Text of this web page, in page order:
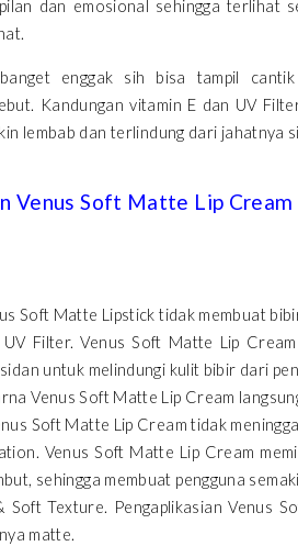
dan emosional sehingga terlihat
enggak sih bisa tampil
Kandungan vitamin E dan UV
lembab dan terlindung dari jahatnya
Venus Soft Matte Lip Cream
Soft Matte Lipstick tidak membuat
Filter. Venus Soft Matte Lip
untuk melindungi kulit bibir dari
Venus Soft Matte Lip Cream
Soft Matte Lip Cream tidak
Venus Soft Matte Lip Cream
sehingga membuat pengguna
Soft Texture. Pengaplikasian Venus
matte.